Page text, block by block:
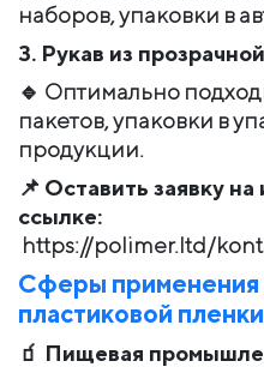
наборов, упаковки в
3. Рукав из
🔹 Оптимально
пакетов, упаковки в
продукции.
📌 Оставить заявку
ссылке:
https://polimer.ltd/
Сферы применения
пластиковой пленки
🧃 Пищевая